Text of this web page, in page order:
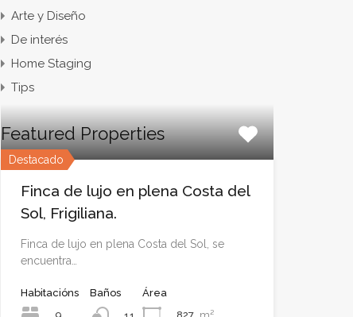
Arte y Diseño
De interés
Home Staging
Tips
Featured Properties
Destacado
Finca de lujo en plena Costa del
Sol, Frigiliana.
Finca de lujo en plena Costa del Sol, se
encuentra…
Habitacións
Baños
Área